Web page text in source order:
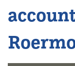
Nieuws
Opleiding
Kennis &